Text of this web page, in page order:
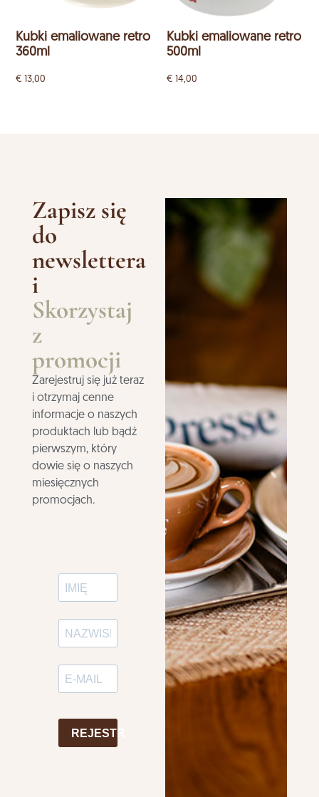
Kubki emaliowane retro
360ml
€ 13,00
Kubki emaliowane retro
500ml
€ 14,00
Zapisz się
do
newslettera
i
Skorzystaj
z
promocji
Zarejestruj się już teraz
i otrzymaj cenne
informacje o naszych
produktach lub bądź
pierwszym, który
dowie się o naszych
miesięcznych
promocjach.
REJESTR